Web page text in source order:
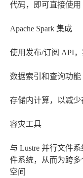
代码，即可直接使用
Apache Spark 集成
使用发布/订阅 API
数据索引和查询功能
存储内计算，以减
容灾工具
与 Lustre 并行文件
件系统，从而为跨
空间